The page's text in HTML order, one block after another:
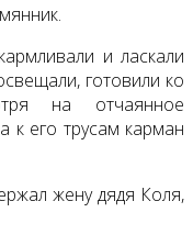
и ласкали
готовили ко
на отчаянное
к его трусам карман
жену дядя Коля,